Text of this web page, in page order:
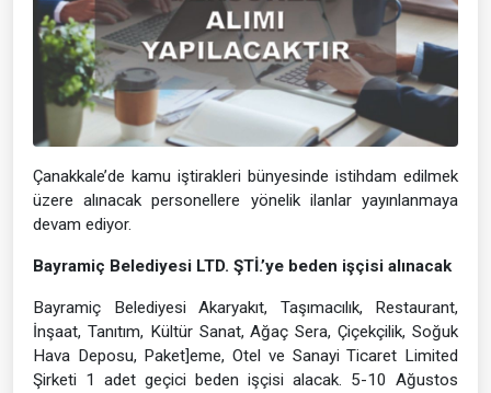
Çanakkale’de kamu iştirakleri bünyesinde istihdam edilmek
üzere alınacak personellere yönelik ilanlar yayınlanmaya
devam ediyor.
Bayramiç Belediyesi LTD. ŞTİ.’ye beden işçisi alınacak
Bayramiç Belediyesi Akaryakıt, Taşımacılık, Restaurant,
İnşaat, Tanıtım, Kültür Sanat, Ağaç Sera, Çiçekçilik, Soğuk
Hava Deposu, Paket]eme, Otel ve Sanayi Ticaret Limited
Şirketi 1 adet geçici beden işçisi alacak. 5-10 Ağustos